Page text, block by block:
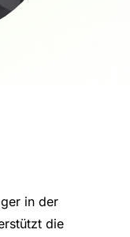
in der
die